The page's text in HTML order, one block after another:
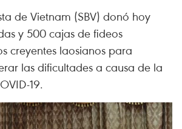
de Vietnam (SBV) donó hoy
y 500 cajas de fideos
creyentes laosianos para
las dificultades a causa de la
19.